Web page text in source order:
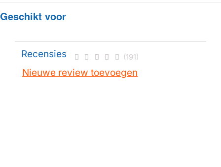
Geschikt voor
Recensies (191)
Nieuwe review toevoegen